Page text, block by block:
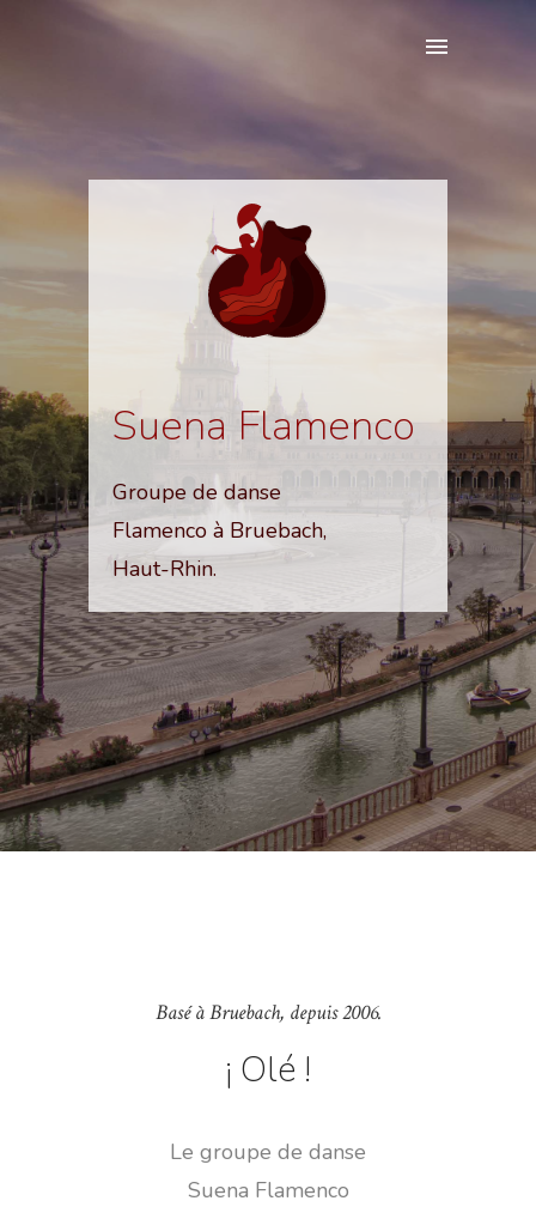
Suena Flamenco
Groupe de danse
Flamenco à Bruebach,
Haut-Rhin.
Basé à Bruebach, depuis 2006.
¡ Olé !
Le groupe de danse
Suena Flamenco